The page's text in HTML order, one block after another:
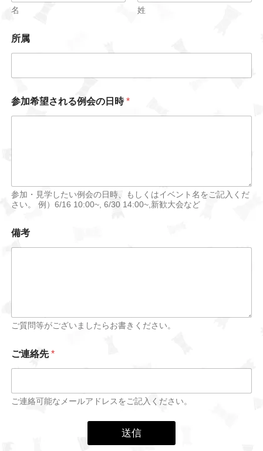
名 姓
所属
参加希望される例会の日時*
参加・見学したい例会の日時、もしくはイベント名をご記入くだ
さい。 例）6/16 10:00~, 6/30 14:00~,新歓大会など
備考
ご質問等がございましたらお書きください。
ご連絡先*
ご連絡可能なメールアドレスをご記入ください。
送信